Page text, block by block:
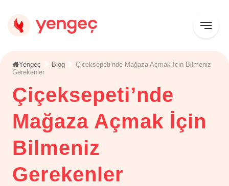
Yengeç Blog
Çiçeksepeti’nde Mağaza Açmak İçin Bilmeniz
Gerekenler
Çiçeksepeti’nde
Mağaza Açmak İçin
Bilmeniz
Gerekenler